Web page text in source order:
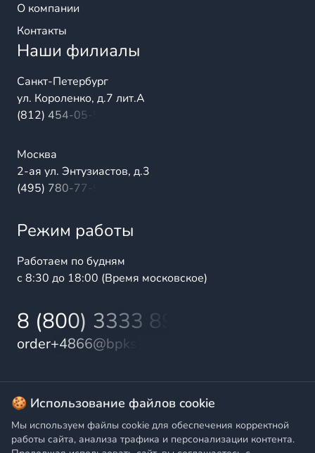
О компании
Контакты
Наши филиалы
Санкт-Петербург
ул. Короленко, д.7 лит.А
(812) 454-05-54
Москва
2-ая ул. Энтузиастов, д.3
(495) 780-77-98
Режим работы
Работаем по будням
с 8:30 до 18:00 (Время московское)
8 (800) 3333 899
order+4866@bpks.ru
© 2025 БалтПромКомплект — комплексные поставки
высококачественной продукции промышленного и
бытового назначения
🍪 Использование файлов cookie
Мы используем файлы cookie для обеспечения корректной
работы сайта, анализа трафика и персонализации контента.